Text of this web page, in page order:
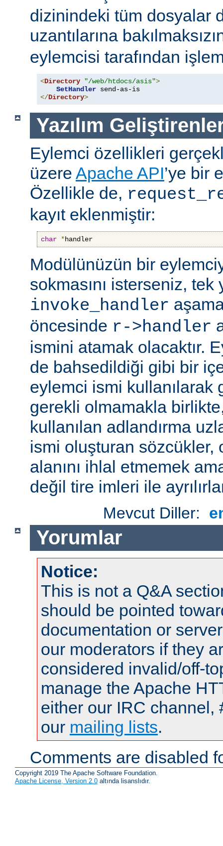
dizinindeki tüm dosyalar
uzantılarına
eylemcisi tarafından
<Directory "/web/htdocs/asis">
SetHandler
</Directory>
Yazılım
Eylemci özellikleri
üzere Apache API’ye bir
Özellikle de,
kayıt eklenmiştir:
char *handler
Modülünüzün bir
sokmasını isterseniz, tek
invoke_handler
öncesinde r->handler
ismini atamak olacaktır.
de bahsedildiği gibi bir
eylemci ismi kullanılarak
gerekli olmamakla
kullanılan adlandırma
ismi oluşturan sözcükler,
alanını ihlal etmemek
değil tire imleri ile
Mevcut Diller:
Yorumlar
Notice:
This is not a Q&A
should be pointed
documentation or
our moderators if they
considered invalid/off-
manage the Apache
either our IRC channel,
our mailing lists.
Comments are disabled
Copyright 2019 The Apache Software Foundation.
Apache License, Version 2.0 altında lisanslıdır.